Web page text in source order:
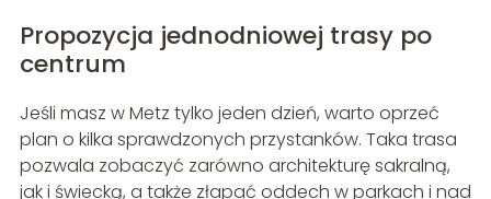
Propozycja jednodniowej trasy po
centrum
Jeśli masz w Metz tylko jeden dzień, warto oprzeć
plan o kilka sprawdzonych przystanków. Taka trasa
pozwala zobaczyć zarówno architekturę sakralną,
jak i świecką, a także złapać oddech w parkach i nad